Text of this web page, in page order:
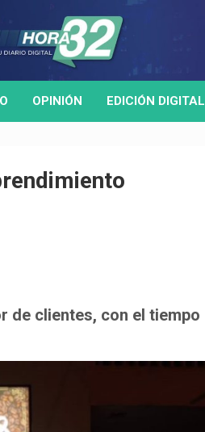
OPINIÓN EDICIÓN DIGITAL
de clientes, con el tiempo